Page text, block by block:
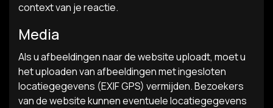
context van je reactie.
Media
Als u afbeeldingen naar de website uploadt, moet u
het uploaden van afbeeldingen met ingesloten
locatiegegevens (EXIF GPS) vermijden. Bezoekers
van de website kunnen eventuele locatiegegevens